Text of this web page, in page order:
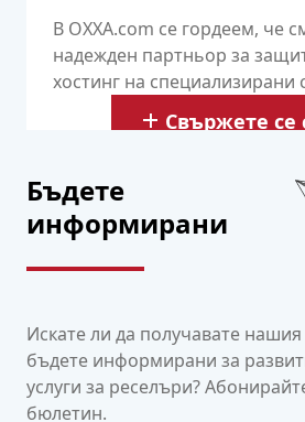
В OXXA.com се гордеем, че
надежден партньор за
хостинг на специализирани
Свържете се
Бъдете
информирани
Искате ли да получавате
бъдете информирани за
услуги за реселъри?
бюлетин.